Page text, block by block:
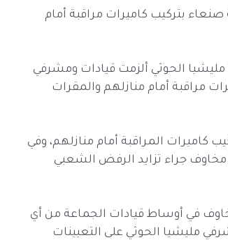
بتركيب كاميرات مراقبة أمام
الحوثي ألزمت قيادات ومشرفي
مراقبة أمام منازلهم والمقرات
كاميرات المراقبة أمام منازلهم، وفي
مخاوف جراء تزايد الرفض الشعبي
في أوساط قيادات الجماعة من أي
مليشيا الحوثي على التعيينات